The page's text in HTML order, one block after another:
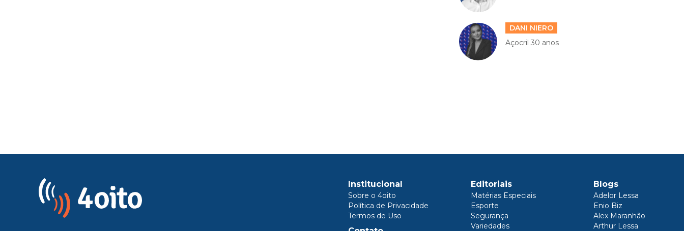
DANI NIERO
Açocril 30 anos
Institucional
Sobre o 4oito
Política de Privacidade
Termos de Uso
Editoriais
Matérias Especiais
Esporte
Segurança
Variedades
Blogs
Adelor Lessa
Enio Biz
Alex Maranhão
Arthur Lessa